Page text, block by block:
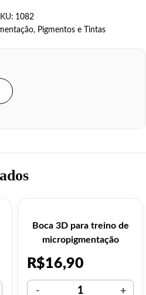
1082
, Pigmentos e Tintas
Boca 3D para treino de
micropigmentação
R$16,90